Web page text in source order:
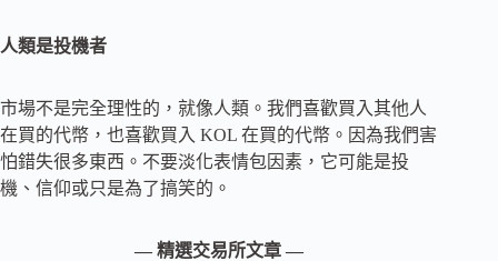
人類是投機者
市場不是完全理性的，就像人類。我們喜歡買入其他人
在買的代幣，也喜歡買入 KOL 在買的代幣。因為我們害
怕錯失很多東西。不要淡化表情包因素，它可能是投
機、信仰或只是為了搞笑的。
— 精選交易所文章 —